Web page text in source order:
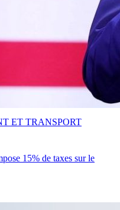
15% de taxes sur le
ET TRANSPORT